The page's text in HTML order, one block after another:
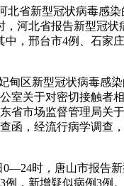
北省新型冠状病毒感
，河北省报告新型冠状
中，邢台市4例、石家
甸区新型冠状病毒感
室关于对密切接触者
省市场监督管理局关
函，经流行病学调查
0—24时，唐山市报告
例，新增疑似病例3例